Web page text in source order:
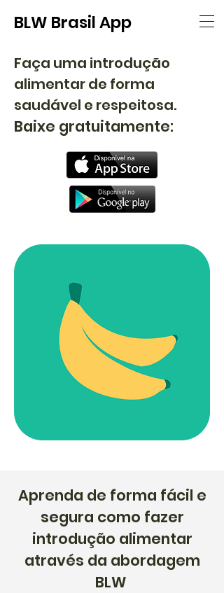
BLW Brasil App
Faça uma introdução
alimentar de forma
saudável e respeitosa.
Baixe gratuitamente:
Aprenda de forma fácil e
segura como fazer
introdução alimentar
através da abordagem
BLW